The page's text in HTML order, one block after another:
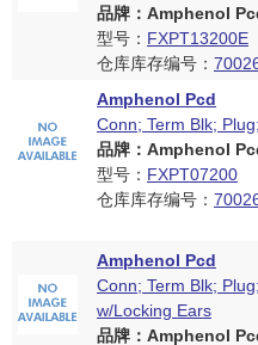
品牌：Amphenol
型号： FXPT13200E
仓库库存编号：
Amphenol Pcd
Conn; Term Blk;
品牌：Amphenol
型号： FXPT07200
仓库库存编号：
Amphenol Pcd
Conn; Term Blk;
w/Locking Ears
品牌：Amphenol